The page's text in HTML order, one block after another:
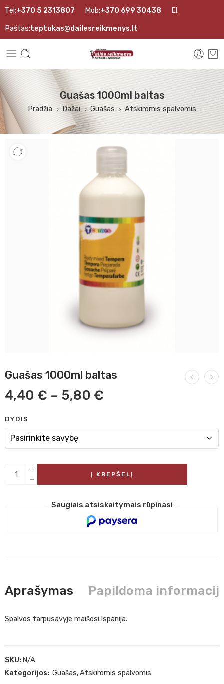
Tel:+370 5 2313807 Mob:+370 699 30438 El.
Paštas:teptukas@dailesreikmenys.lt
Guašas 1000ml baltas
Pradžia Dažai Guašas Atskiromis spalvomis
Guašas 1000ml baltas
4,40 € – 5,80 €
DYDIS
Į KREPŠELĮ
Saugiais atsiskaitymais rūpinasi
Aprašymas Papildoma
Spalvos tarpusavyje maišosi.Ispanija.
SKU: N/A
Kategorijos: Guašas,Atskiromis spalvomis